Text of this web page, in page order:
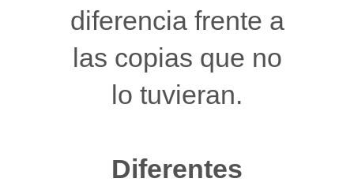
diferencia frente a
las copias que no
lo tuvieran.
Diferentes